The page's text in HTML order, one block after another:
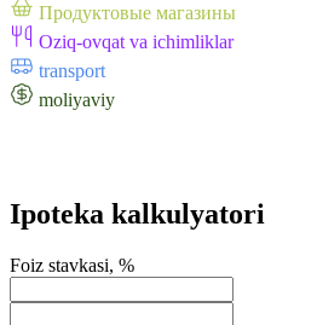
Продуктовые магазины
Oziq-ovqat va ichimliklar
transport
moliyaviy
Ipoteka kalkulyatori
Foiz stavkasi, %